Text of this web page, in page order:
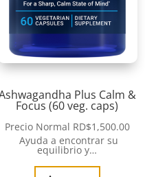
Plus Calm &
Focus (60 veg. caps)
Precio Normal RD$1,500.00
Ayuda a encontrar su
equilibrio y…